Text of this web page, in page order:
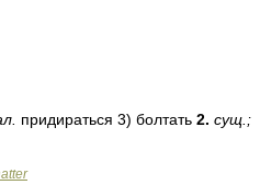
придираться 3) болтать 2. сущ.;